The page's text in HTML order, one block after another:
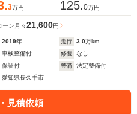
3万円 125.0万円
ーン 月々21,600円
2019年 走行 3.0万km
車検整備付 修復
なし
保証付 整備
法定整備付
愛知県長久手市
見積依頼